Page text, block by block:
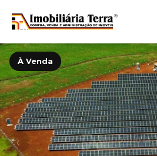
À Venda
‹